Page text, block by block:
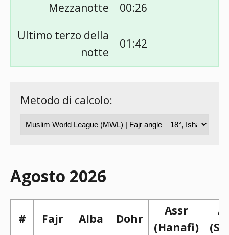
Mezzanotte
00:26
Ultimo terzo della
notte
01:42
Metodo di calcolo:
Agosto 2026
# Fajr Alba Dohr
Assr
(Hanafi)